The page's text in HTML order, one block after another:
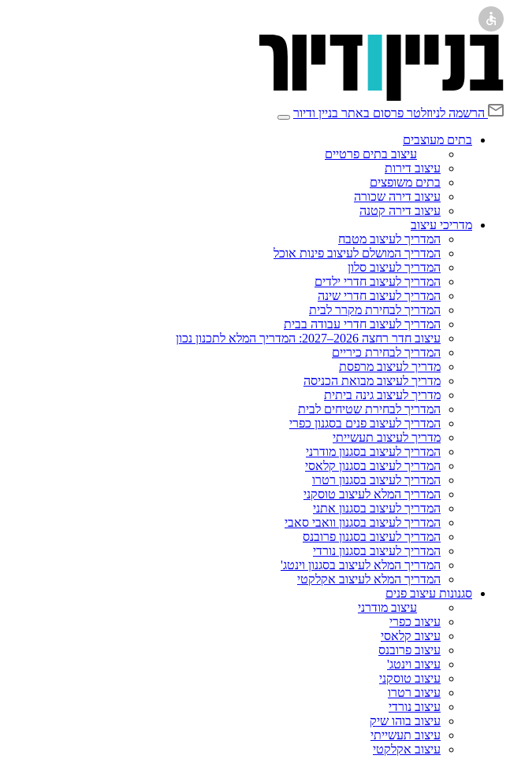
הרשמה לניוזלטר פרסום באתר בניין ודיור
בתים מעוצבים
עיצוב בתים פרטיים
עיצוב דירות
בתים משופצים
עיצוב דירה שכורה
עיצוב דירה קטנה
מדריכי עיצוב
המדריך לעיצוב מטבח
המדריך המושלם לעיצוב פינות אוכל
המדריך לעיצוב סלון
המדריך לעיצוב חדרי ילדים
המדריך לעיצוב חדרי שינה
המדריך לבחירת מקרר לבית
המדריך לעיצוב חדרי עבודה בבית
עיצוב חדר רחצה 2026–2027: המדריך המלא לתכנון נכון
המדריך לבחירת כיריים
מדריך לעיצוב מרפסת
מדריך לעיצוב מבואת הכניסה
מדריך לעיצוב גינה ביתית
המדריך לבחירת שטיחים לבית
המדריך לעיצוב פנים בסגנון כפרי
מדריך לעיצוב תעשייתי
המדריך לעיצוב בסגנון מודרני
המדריך לעיצוב בסגנון קלאסי
המדריך לעיצוב בסגנון רטרו
המדריך המלא לעיצוב טוסקני
המדריך לעיצוב בסגנון אתני
המדריך לעיצוב בסגנון וואבי סאבי
המדריך לעיצוב בסגנון פרובנס
המדריך לעיצוב בסגנון נורדי
המדריך המלא לעיצוב בסגנון וינטג'
המדריך המלא לעיצוב אקלקטי
סגנונות עיצוב פנים
עיצוב מודרני
עיצוב כפרי
עיצוב קלאסי
עיצוב פרובנס
עיצוב וינטג'
עיצוב טוסקני
עיצוב רטרו
עיצוב נורדי
עיצוב בוהו שיק
עיצוב תעשייתי
עיצוב אקלקטי